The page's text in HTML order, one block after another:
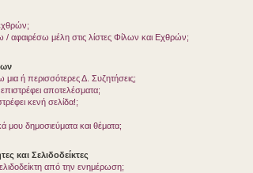
μέλη στις λίστες Φίλων και Εχθρών;
ή περισσότερες Δ. Συζητήσεις;
αποτελέσματα;
κενή σελίδα!;
δημοσιεύματα και θέματα;
και Σελιδοδείκτες
από την ενημέρωση;